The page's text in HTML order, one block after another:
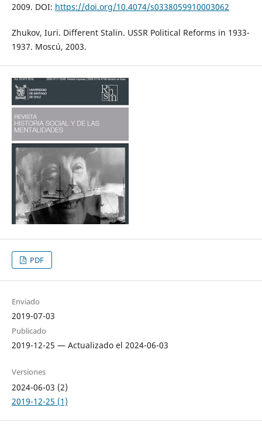
2009. DOI: https://doi.org/10.4074/s0338059910003062
Zhukov, Iuri. Different Stalin. USSR Political Reforms in 1933-
1937. Moscú, 2003.
PDF
Enviado
2019-07-03
Publicado
2019-12-25 — Actualizado el 2024-06-03
Versiones
2024-06-03 (2)
2019-12-25 (1)